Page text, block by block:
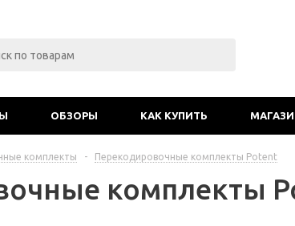
ОБЗОРЫ КАК КУПИТЬ
комплекты - Перекодировочные комплекты Potent
комплекты